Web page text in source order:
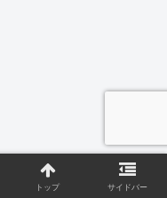
トップ サイドバー